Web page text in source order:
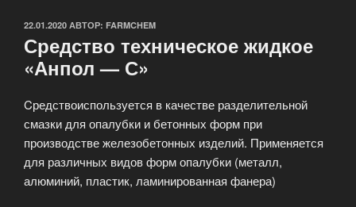
ОПУБЛИКОВАНО
22.01.2020 АВТОР: FARMCHEM
Средство техническое жидкое
«Анпол — С»
Cредствоиспользуется в качестве разделительной
смазки для опалубки и бетонных форм при
производстве железобетонных изделий. Применяется
для различных видов форм опалубки (металл,
алюминий, пластик, ламинированная фанера)